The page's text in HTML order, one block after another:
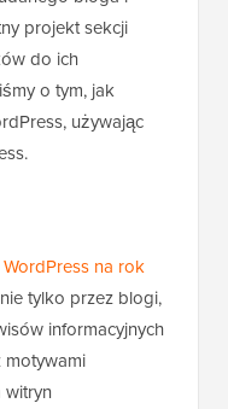
projekt sekcji
do ich
o tym, jak
używając
na rok
tylko przez blogi,
informacyjnych
motywami